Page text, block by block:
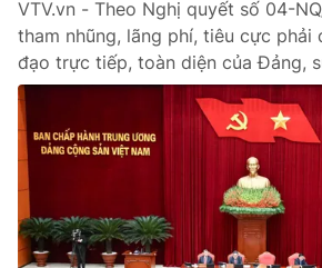
VTV.vn - Theo Nghị quyết số 04-
tham nhũng, lãng phí, tiêu cực phải
đạo trực tiếp, toàn diện của Đảng,